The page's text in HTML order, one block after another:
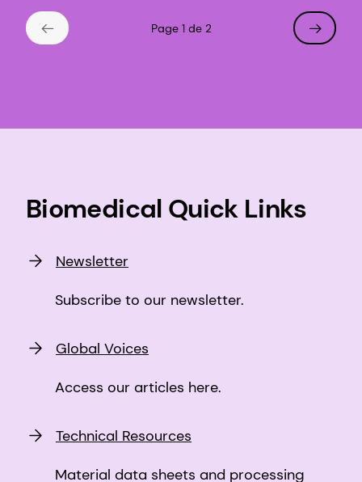
Page 1 de 2
Biomedical Quick Links
Newsletter
Subscribe to our newsletter.
Global Voices
Access our articles here.
Technical Resources
Material data sheets and processing